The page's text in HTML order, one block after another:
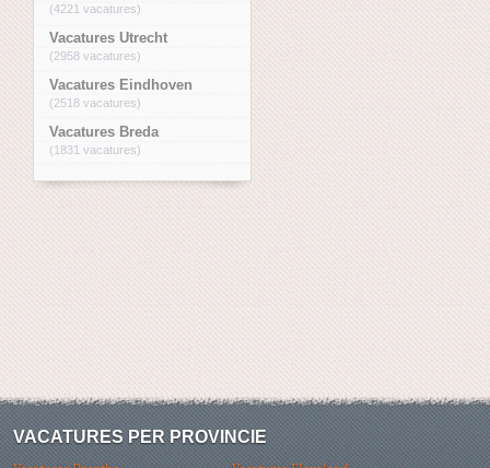
(4221 vacatures)
Vacatures Utrecht
(2958 vacatures)
Vacatures Eindhoven
(2518 vacatures)
Vacatures Breda
(1831 vacatures)
VACATURES PER PROVINCIE